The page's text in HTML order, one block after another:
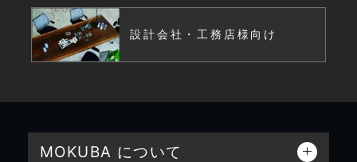
設計会社・工務店様向け
MOKUBA について